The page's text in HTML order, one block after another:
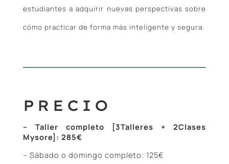
estudiantes a adquirir nuevas perspectivas sobre
cómo practicar de forma más inteligente y segura.
PRECIO
– Taller completo [3Talleres + 2Clases
Mysore]: 285€
– Sábado o domingo completo: 125€